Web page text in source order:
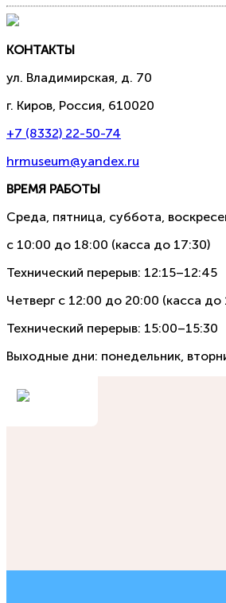
КОНТАКТЫ
ул. Владимирская, д. 70
г. Киров, Россия, 610020
+7 (8332) 22-50-74
hrmuseum@yandex.ru
ВРЕМЯ РАБОТЫ
Среда, пятница, суббота,
с 10:00 до 18:00 (касса до 17:30)
Технический перерыв: 12:15–12:45
Четверг с 12:00 до 20:00 (касса до
Технический перерыв: 15:00–15:30
Выходные дни: понедельник,